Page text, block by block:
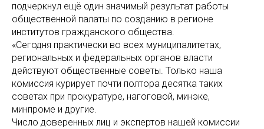
подчеркнул ещё один значимый результат работы
общественной палаты по созданию в регионе
институтов гражданского общества.
«Сегодня практически во всех муниципалитетах,
региональных и федеральных органов власти
действуют общественные советы. Только наша
комиссия курирует почти полтора десятка таких
советах при прокуратуре, нагоговой, минэке,
минпроме и другие.
Число доверенных лиц и экспертов нашей комиссии